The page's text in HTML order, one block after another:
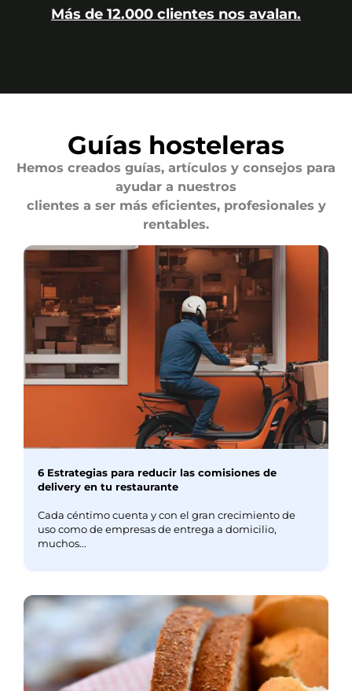
Más de 12.000 clientes nos avalan.
Guías hosteleras
Hemos creados guías, artículos y consejos para
ayudar a nuestros
clientes a ser más eficientes, profesionales y
rentables.
6 Estrategias para reducir las comisiones de
delivery en tu restaurante
Cada céntimo cuenta y con el gran crecimiento de
uso como de empresas de entrega a domicilio,
muchos...